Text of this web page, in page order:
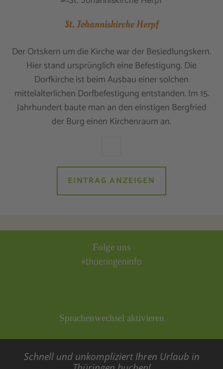
St. Johanniskirche Herpf
Der Ortskern um die Kirche war der Besiedlungskern.
Hier stand ursprünglich eine Befestigung. Die
Dorfkirche ist beim Ausbau einer solchen
mittelalterlichen Dorfbefestigung entstanden. Im 15.
Jahrhundert baute man an den einstigen Bergfried
der Burg einen Kirchenraum an.
EINTRAG ANZEIGEN
Folge uns
#thueringeninfo
Sprachenwechsel aktivieren
Schnell und unkompliziert Ihren Urlaub in